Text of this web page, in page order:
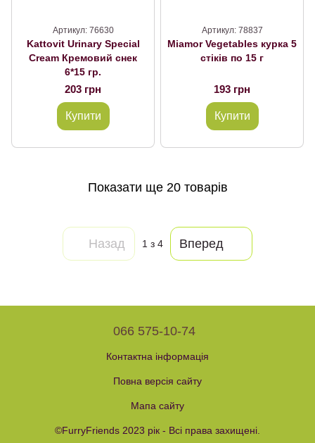
Артикул: 76630
Kattovit Urinary Special
Cream Кремовий снек
6*15 гр.
203 грн
Купити
Артикул: 78837
Miamor Vegetables курка 5
стіків по 15 г
193 грн
Купити
Показати ще 20 товарів
Назад 1 з 4 Вперед
066 575-10-74
Контактна інформація
Повна версія сайту
Мапа сайту
©FurryFriends 2023 рік - Всі права захищені.